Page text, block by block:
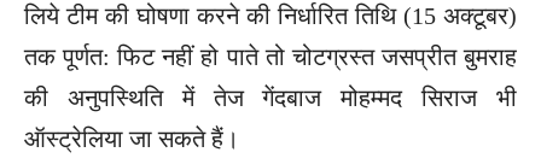
लिये टीम की घोषणा करने की निर्धारित तिथि (15 अक्टूबर)
तक पूर्णत: फिट नहीं हो पाते तो चोटग्रस्त जसप्रीत बुमराह
की अनुपस्थिति में तेज गेंदबाज मोहम्मद सिराज भी
ऑस्ट्रेलिया जा सकते हैं।